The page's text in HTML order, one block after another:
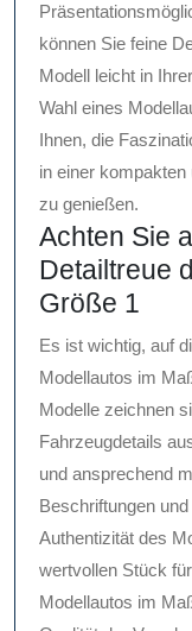
können Sie feine
Modell leicht in
Wahl eines
Ihnen, die
in einer
zu genießen.
Achten Sie
Detailtreue
Größe 1
Es ist wichtig, auf
Modellautos im
Modelle zeichnen
Fahrzeugdetails
und ansprechend
Beschriftungen
Authentizität des
wertvollen Stück
Modellautos im